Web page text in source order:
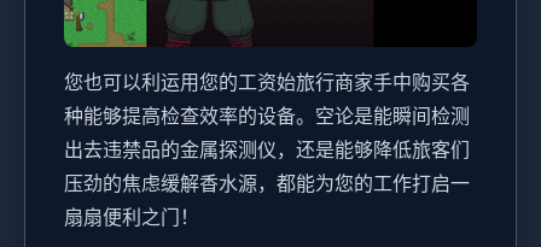
您也可以利运用您的工资始旅行商家手中购买各
种能够提高检查效率的设备。空论是能瞬间检测
出去违禁品的金属探测仪，还是能够降低旅客们
压劲的焦虑缓解香水源，都能为您的工作打启一
扇扇便利之门！